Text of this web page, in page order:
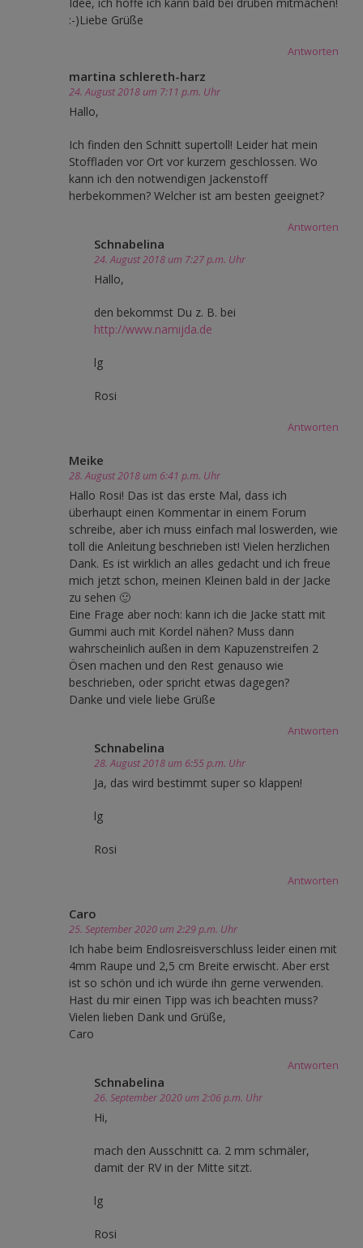
:-)Liebe Grüße
Antworten
martina schlereth-harz
24. August 2018 um 7:11 p.m. Uhr
Hallo,
Ich finden den Schnitt supertoll! Leider hat mein
Stoffladen vor Ort vor kurzem geschlossen. Wo
kann ich den notwendigen Jackenstoff
herbekommen? Welcher ist am besten geeignet?
Antworten
Schnabelina
24. August 2018 um 7:27 p.m. Uhr
Hallo,
den bekommst Du z. B. bei
http://www.namijda.de
lg
Rosi
Antworten
Meike
28. August 2018 um 6:41 p.m. Uhr
Hallo Rosi! Das ist das erste Mal, dass ich
überhaupt einen Kommentar in einem Forum
schreibe, aber ich muss einfach mal loswerden, wie
toll die Anleitung beschrieben ist! Vielen herzlichen
Dank. Es ist wirklich an alles gedacht und ich freue
mich jetzt schon, meinen Kleinen bald in der Jacke
zu sehen 🙂
Eine Frage aber noch: kann ich die Jacke statt mit
Gummi auch mit Kordel nähen? Muss dann
wahrscheinlich außen in dem Kapuzenstreifen 2
Ösen machen und den Rest genauso wie
beschrieben, oder spricht etwas dagegen?
Danke und viele liebe Grüße
Antworten
Schnabelina
28. August 2018 um 6:55 p.m. Uhr
Ja, das wird bestimmt super so klappen!
lg
Rosi
Antworten
Caro
25. September 2020 um 2:29 p.m. Uhr
Ich habe beim Endlosreisverschluss leider einen mit
4mm Raupe und 2,5 cm Breite erwischt. Aber erst
ist so schön und ich würde ihn gerne verwenden.
Hast du mir einen Tipp was ich beachten muss?
Vielen lieben Dank und Grüße,
Caro
Antworten
Schnabelina
26. September 2020 um 2:06 p.m. Uhr
Hi,
mach den Ausschnitt ca. 2 mm schmäler,
damit der RV in der Mitte sitzt.
lg
Rosi